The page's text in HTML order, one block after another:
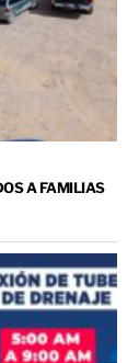
A FAMILIAS